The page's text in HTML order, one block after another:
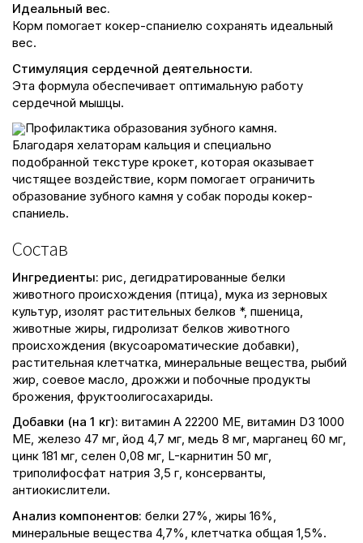
Идеальный вес.
Корм помогает кокер-спаниелю сохранять идеальный
вес.
Стимуляция сердечной деятельности.
Эта формула обеспечивает оптимальную работу
сердечной мышцы.
Профилактика образования зубного камня.
Благодаря хелаторам кальция и специально
подобранной текстуре крокет, которая оказывает
чистящее воздействие, корм помогает ограничить
образование зубного камня у собак породы кокер-
спаниель.
Состав
Ингредиенты: рис, дегидратированные белки
животного происхождения (птица), мука из зерновых
культур, изолят растительных белков *, пшеница,
животные жиры, гидролизат белков животного
происхождения (вкусоароматические добавки),
растительная клетчатка, минеральные вещества, рыбий
жир, соевое масло, дрожжи и побочные продукты
брожения, фруктоолигосахариды.
Добавки (на 1 кг): витамин A 22200 ME, витамин D3 1000
ME, железо 47 мг, йод 4,7 мг, медь 8 мг, марганец 60 мг,
цинк 181 мг, сeлeн 0,08 мг, L-карнитин 50 мг,
триполифосфат натрия 3,5 г, консерванты,
антиокислители.
Анализ компонентов: белки 27%, жиры 16%,
минеральные вещества 4,7%, клетчатка общая 1,5%.